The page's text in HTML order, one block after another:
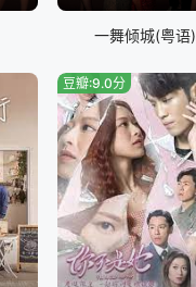
一舞倾城(粤语)
豆瓣:9.0分